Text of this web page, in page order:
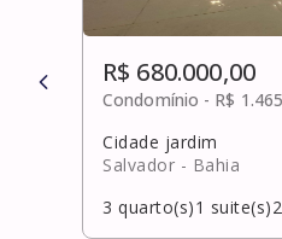
R$ 680.000,00
Condomínio - R$
Cidade jardim
Salvador - Bahia
3 quarto(s)1 suite(s)2